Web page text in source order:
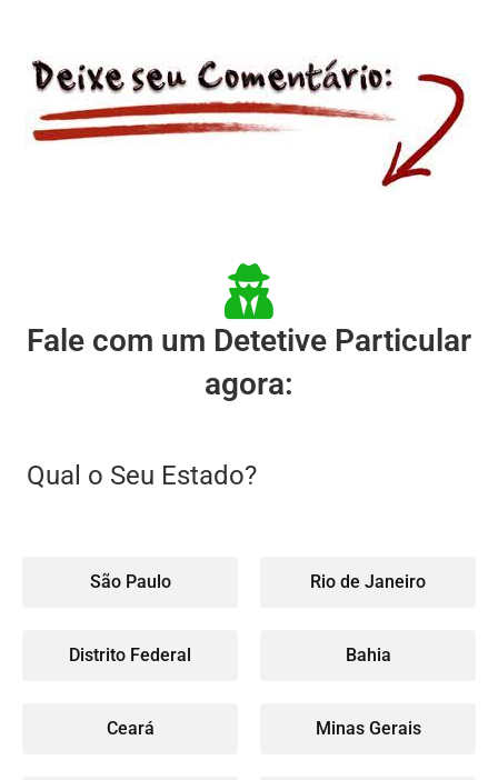
Fale com um Detetive Particular
agora:
Qual o Seu Estado?
São Paulo Rio de Janeiro
Distrito Federal Bahia
Ceará Minas Gerais